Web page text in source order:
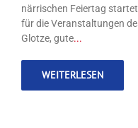
närrischen Feiertag
für die Veranstaltungen
Glotze, gute...
WEITERLESEN